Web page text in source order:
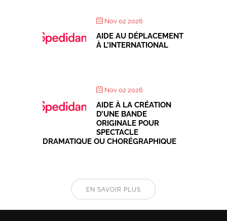
Nov 02 2026
AIDE AU DÉPLACEMENT
À L’INTERNATIONAL
Nov 02 2026
AIDE À LA CRÉATION
D’UNE BANDE
ORIGINALE POUR
SPECTACLE
DRAMATIQUE OU CHORÉGRAPHIQUE
EN SAVOIR PLUS